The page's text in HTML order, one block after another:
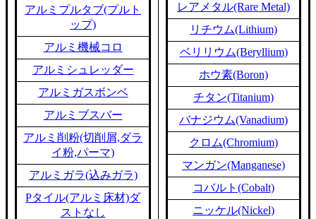
アルミプルタブ(プルト
ップ)
アルミ機械コロ
アルミシュレッダー
アルミガスボンベ
アルミブスバー
アルミ削粉(切削屑,ダラ
イ粉,パーマ)
アルミガラ(込みガラ)
Pタイル(アルミ床材)ダ
ストなし
レアメタル(Rare Metal)
リチウム(Lithium)
ベリリウム(Beryllium)
ホウ素(Boron)
チタン(Titanium)
バナジウム(Vanadium)
クロム(Chromium)
マンガン(Manganese)
コバルト(Cobalt)
ニッケル(Nickel)